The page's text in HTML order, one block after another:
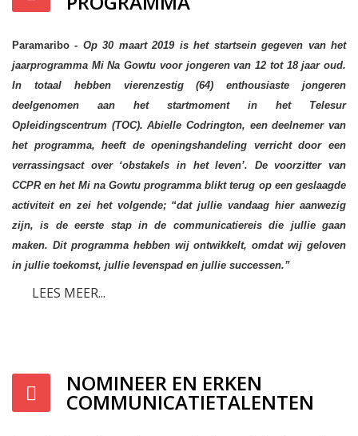
Paramaribo - Op 30 maart 2019 is het startsein gegeven van het
jaarprogramma Mi Na Gowtu voor jongeren van 12 tot 18 jaar oud.
In totaal hebben vierenzestig (64) enthousiaste jongeren
deelgenomen aan het startmoment in het Telesur
Opleidingscentrum (TOC). Abielle Codrington, een deelnemer van
het programma, heeft de openingshandeling verricht door een
verrassingsact over ‘obstakels in het leven’. De voorzitter van
CCPR en het Mi na Gowtu programma blikt terug op een geslaagde
activiteit en zei het volgende; “dat jullie vandaag hier aanwezig
zijn, is de eerste stap in de communicatiereis die jullie gaan
maken. Dit programma hebben wij ontwikkelt, omdat wij geloven
in jullie toekomst, jullie levenspad en jullie successen.”
LEES MEER...
NOMINEER EN ERKEN
COMMUNICATIETALENTEN